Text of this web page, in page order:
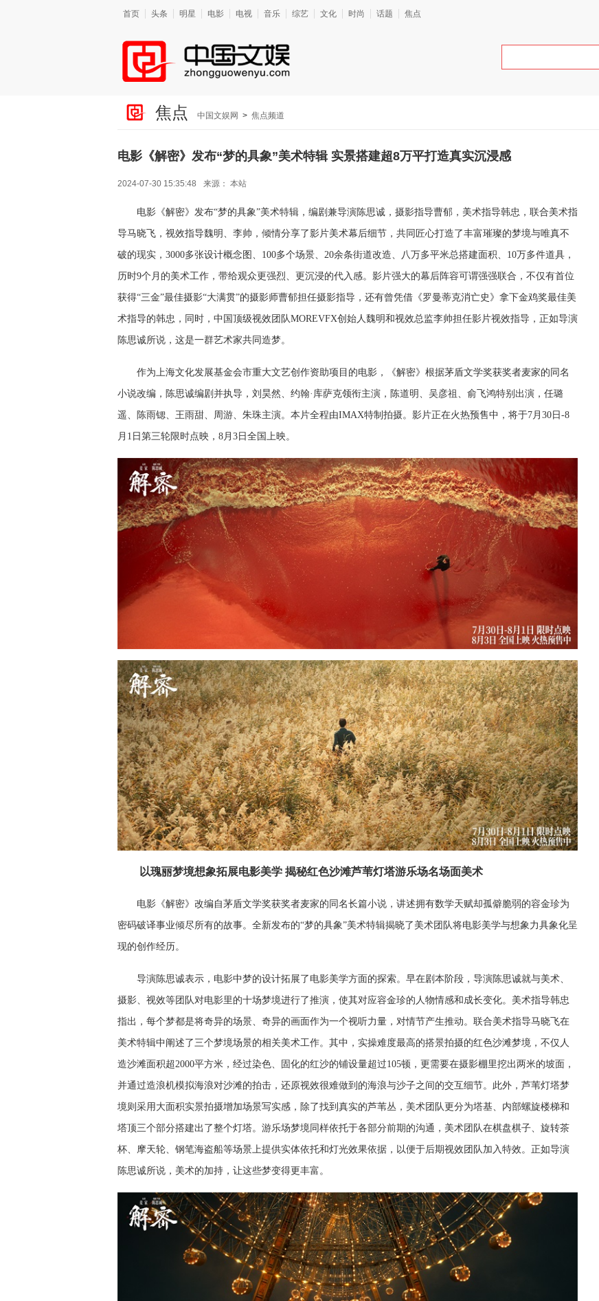
首页 头条 明星 电影 电视 音乐 综艺 文化 时尚 话题 焦点
焦点 中国文娱网 > 焦点频道
电影《解密》发布“梦的具象”美术特辑 实景搭建超8万平打造真实沉浸感
2024-07-30 15:35:48 来源： 本站
电影《解密》发布“梦的具象”美术特辑，编剧兼导演陈思诚，摄影指导曹郁，美术指导韩忠，联合美术指
导马晓飞，视效指导魏明、李帅，倾情分享了影片美术幕后细节，共同匠心打造了丰富璀璨的梦境与唯真不
破的现实，3000多张设计概念图、100多个场景、20余条街道改造、八万多平米总搭建面积、10万多件道具，
历时9个月的美术工作，带给观众更强烈、更沉浸的代入感。影片强大的幕后阵容可谓强强联合，不仅有首位
获得“三金”最佳摄影“大满贯”的摄影师曹郁担任摄影指导， 还有曾凭借《罗曼蒂克消亡史》拿下金鸡奖最佳美
术指导的韩忠 ， 同时， 中国顶级视效团队MOREVFX创始人魏明和视效总监李帅担任影片视效指导，正如导演
陈思诚所说， 这是一群艺术家共同 造梦。
作为上海文化发展基金会市重大文艺创作资助项目的电影 ， 《解密》根据茅盾文学奖获奖者麦家的同名
小说改编，陈思诚编剧并执导，刘昊然、约翰·库萨克领衔主演，陈道明、吴彦祖、俞飞鸿特别出演，任璐
遥、陈雨锶、王雨甜、周游、朱珠主演。 本片全程由IMAX特制拍摄。影片正在火热预售中，将于7月30日-8
月1日第三轮限时点映， 8月3日 全国上映。
以瑰丽梦境想象拓展电影美学 揭秘红色沙滩芦苇灯塔游乐场名场面美术
电影《解密》改编自茅盾文学奖获奖者麦家的同名长篇小说，讲述拥有数学天赋却孤僻脆弱的容金珍为
密码破译事业倾尽所有的故事。 全新发布的“梦的具象”美术特辑揭晓了美术团队将电影美学与想象力具象化呈
现的创作经历。
导演陈思诚表示，电影中梦的设计拓展了电影美学方面的探索。早在剧本阶段，导演陈思诚就与美术、
摄影、视效等团队对电影里的十场梦境进行了推演，使其对应容金珍的人物情感和成长变化。美术指导韩忠
指出，每个梦都是将奇异的场景、奇异的画面作为一个视听力量，对情节产生推动。联合美术指导马晓飞在
美术特辑中阐述了三个梦境场景的相关美术工作。其中，实操难度最高的搭景拍摄的红色沙滩梦境，不仅人
造沙滩面积超2000平方米，经过染色、固化的红沙的铺设量超过105顿，更需要在摄影棚里挖出两米的坡面，
并通过造浪机模拟海浪对沙滩的拍击，还原视效很难做到的海浪与沙子之间的交互细节。此外，芦苇灯塔梦
境则采用大面积实景拍摄增加场景写实感，除了找到真实的芦苇丛，美术团队更分为塔基、内部螺旋楼梯和
塔顶三个部分搭建出了整个灯塔。游乐场梦境同样依托于各部分前期的沟通，美术团队在棋盘棋子、旋转茶
杯、摩天轮、钢笔海盗船等场景上提供实体依托和灯光效果依据，以便于后期视效团队加入特效。正如导演
陈思诚所说，美术的加持，让这些梦变得更丰富。